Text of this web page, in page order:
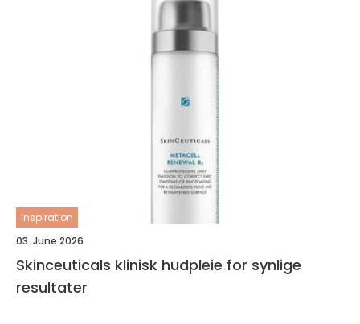
inspiration
03. June 2026
Skinceuticals klinisk hudpleie for synlige
resultater